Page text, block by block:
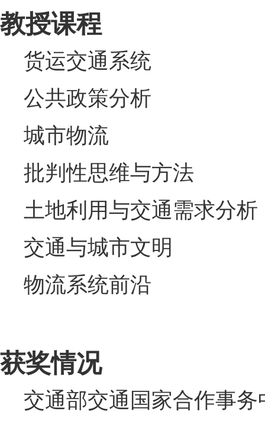
教授课程
货运交通系统
公共政策分析
城市物流
批判性思维与方法
土地利用与交通需求分析
交通与城市文明
物流系统前沿
获奖情况
交通部交通国家合作事务